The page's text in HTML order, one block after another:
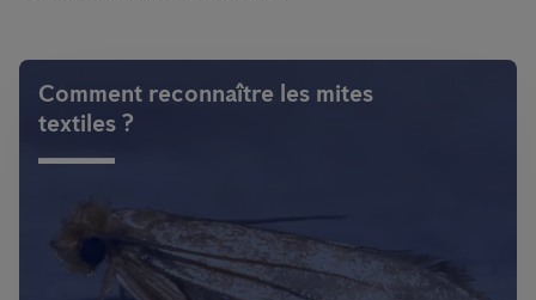
Comment reconnaître les mites
textiles ?